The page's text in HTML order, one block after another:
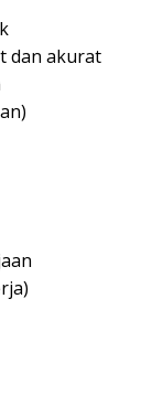
dan akurat